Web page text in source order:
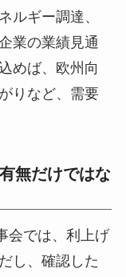
ルギー調達、
業の業績見通
めば、欧州向
りなど、需要
無だけではな
会では、利上げ
し、確認した